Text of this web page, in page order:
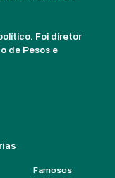
Foi diretor
de Pesos e
Famosos